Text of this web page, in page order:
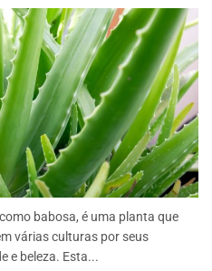
babosa, é uma planta que
várias culturas por seus
e beleza. Esta...